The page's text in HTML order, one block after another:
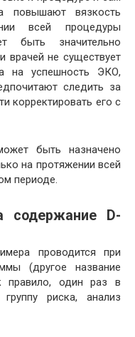
повышают вязкость
всей процедуры
быть значительно
врачей не существует
на успешность ЭКО,
следить за
корректировать его с
быть назначено
на протяжении всей
периоде.
содержание D-
проводится при
(другое название
правило, один раз в
риска, анализ